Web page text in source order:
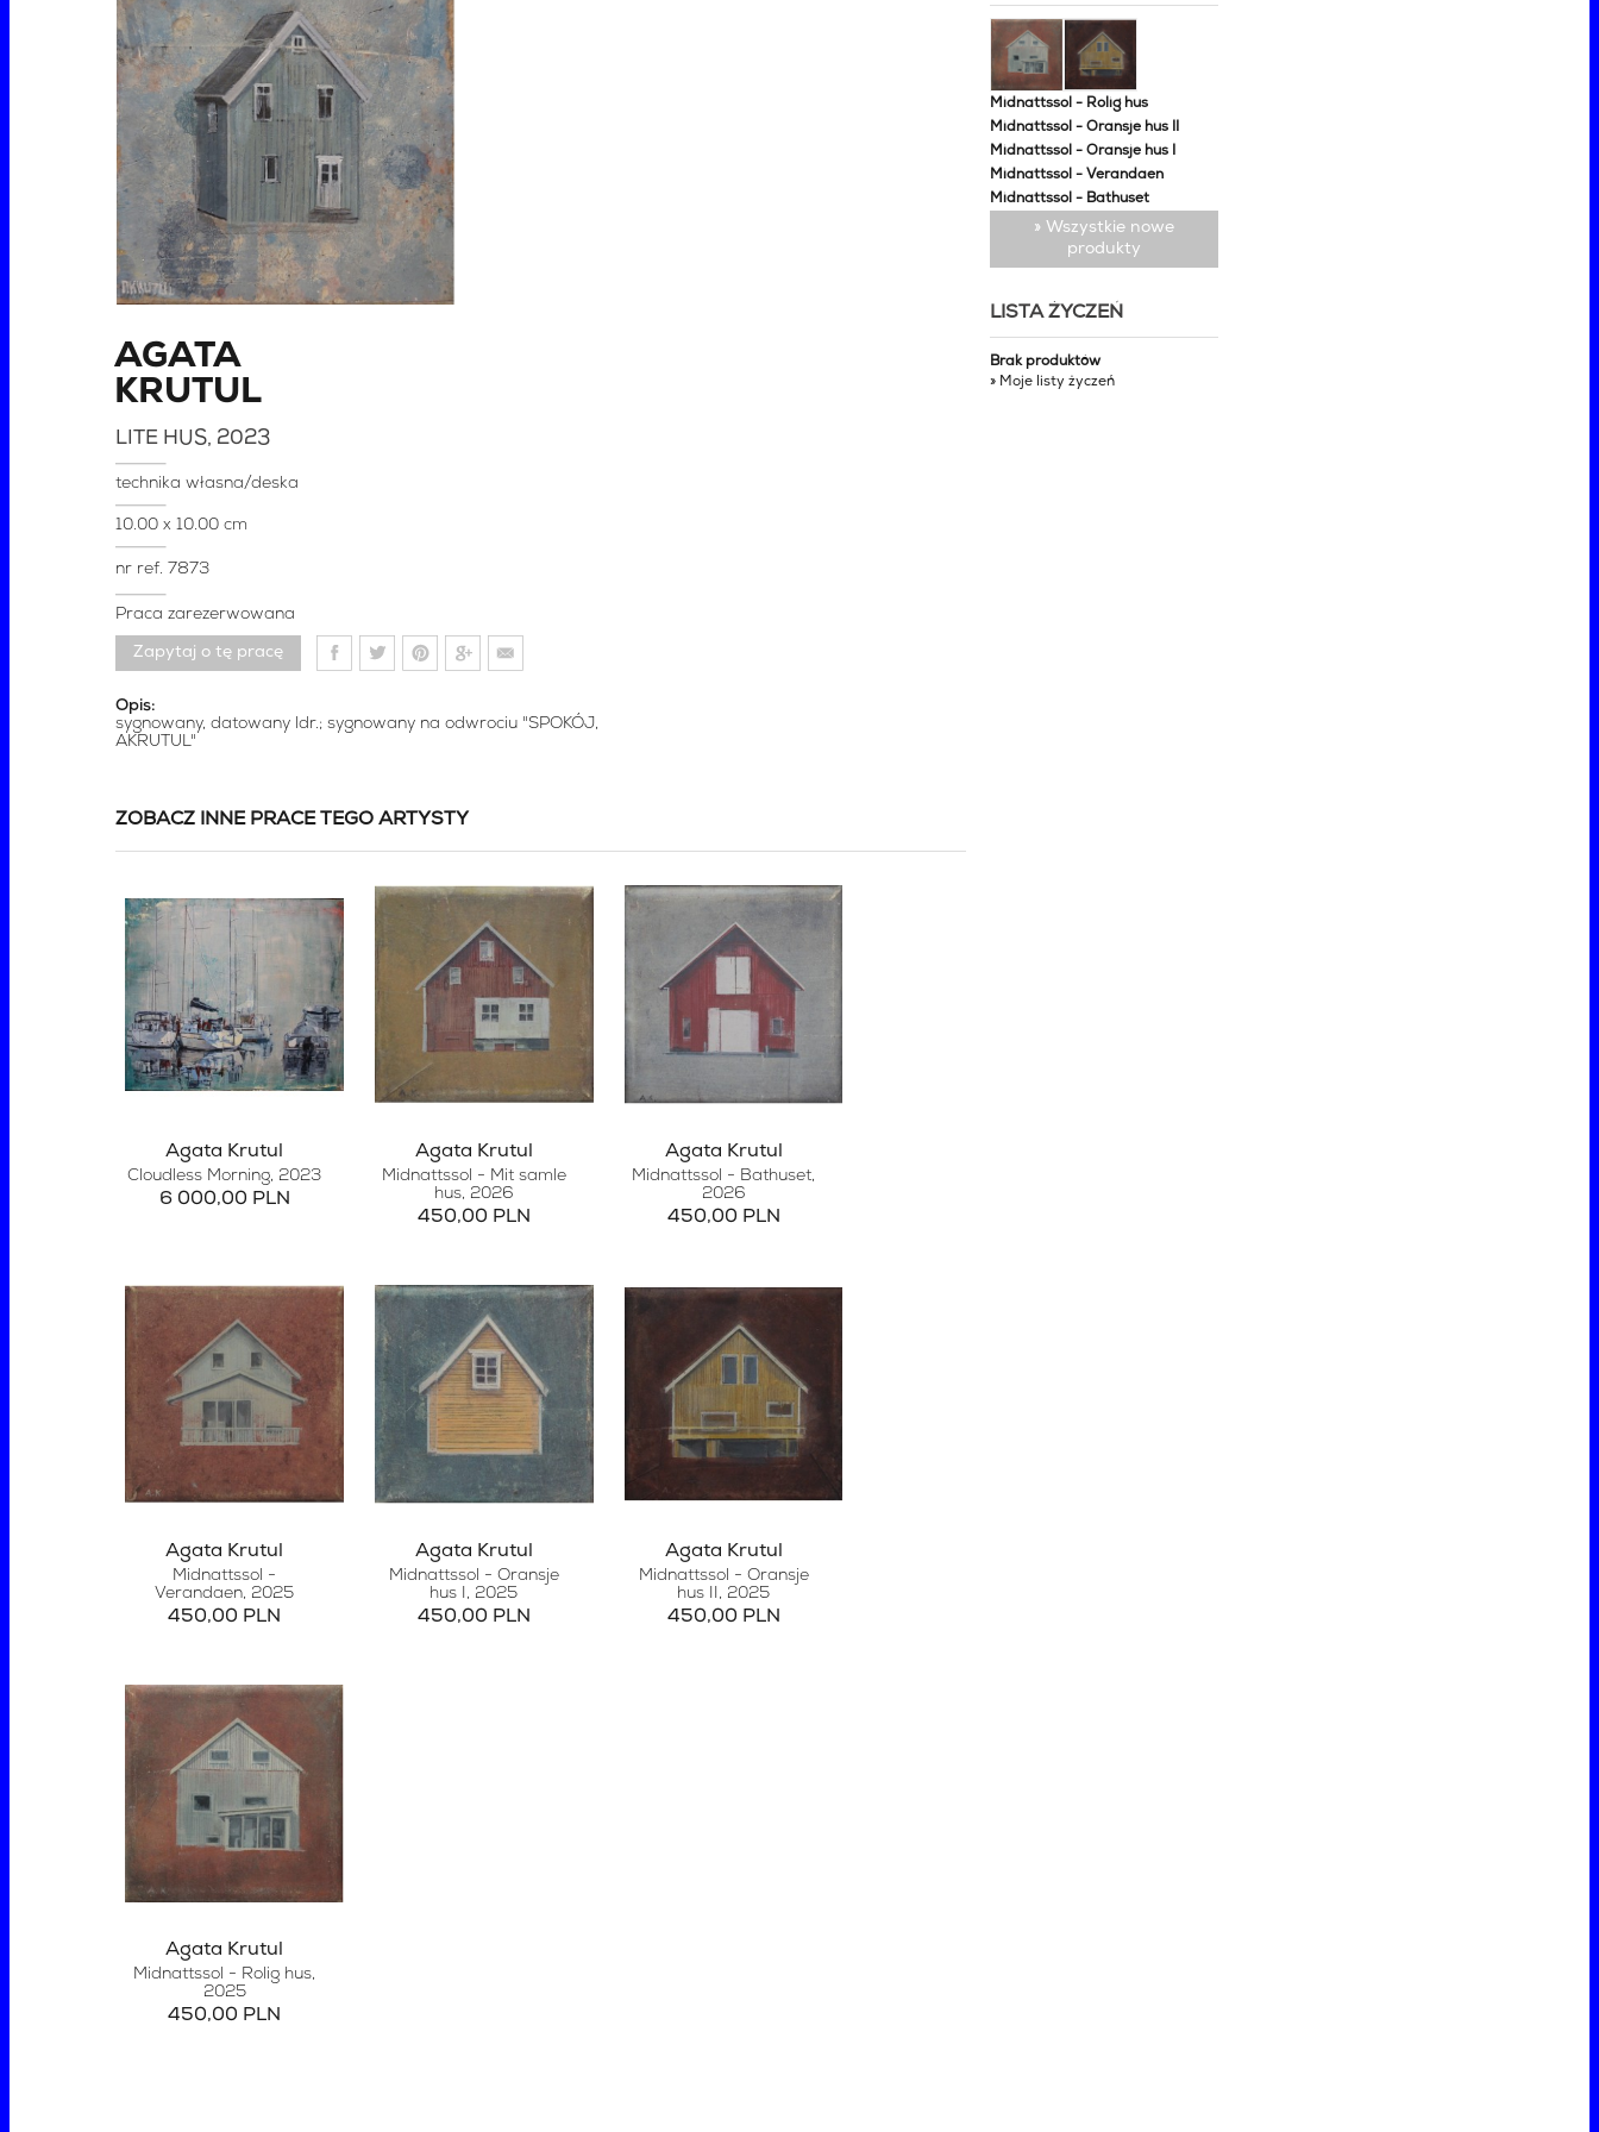
AGATA
KRUTUL
LITE HUS, 2023
technika własna/deska
10.00 x 10.00 cm
nr ref. 7873
Praca zarezerwowana
Zapytaj o tę pracę
Opis:
sygnowany, datowany ldr.; sygnowany na odwrociu "SPOKÓJ,
AKRUTUL"
ZOBACZ INNE PRACE TEGO ARTYSTY
Agata Krutul
Cloudless Morning, 2023
6 000,00 PLN
Agata Krutul
Midnattssol - Mit samle
hus, 2026
450,00 PLN
Agata Krutul
Midnattssol - Bathuset,
2026
450,00 PLN
Agata Krutul
Midnattssol -
Verandaen, 2025
450,00 PLN
Agata Krutul
Midnattssol - Oransje
hus I , 2025
450,00 PLN
Agata Krutul
Midnattssol - Oransje
hus II , 2025
450,00 PLN
Agata Krutul
Midnattssol - Rolig hus,
2025
450,00 PLN
Midnattssol - Rolig hus
Midnattssol - Oransje hus II
Midnattssol - Oransje hus I
Midnattssol - Verandaen
Midnattssol - Bathuset
» Wszystkie nowe
produkty
LISTA ŻYCZEŃ
Brak produktów
» Moje listy życzeń